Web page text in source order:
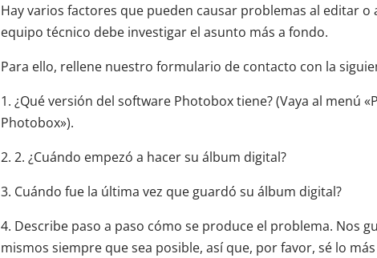
Hay varios factores que pueden causar problemas al editar
equipo técnico debe investigar el asunto más a fondo.
Para ello, rellene nuestro formulario de contacto con la
1. ¿Qué versión del software Photobox tiene? (Vaya al menú
Photobox»).
2. 2. ¿Cuándo empezó a hacer su álbum digital?
3. Cuándo fue la última vez que guardó su álbum digital?
4. Describe paso a paso cómo se produce el problema. Nos
mismos siempre que sea posible, así que, por favor, sé lo